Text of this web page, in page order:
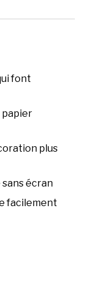
font
papier
plus
sans écran
facilement